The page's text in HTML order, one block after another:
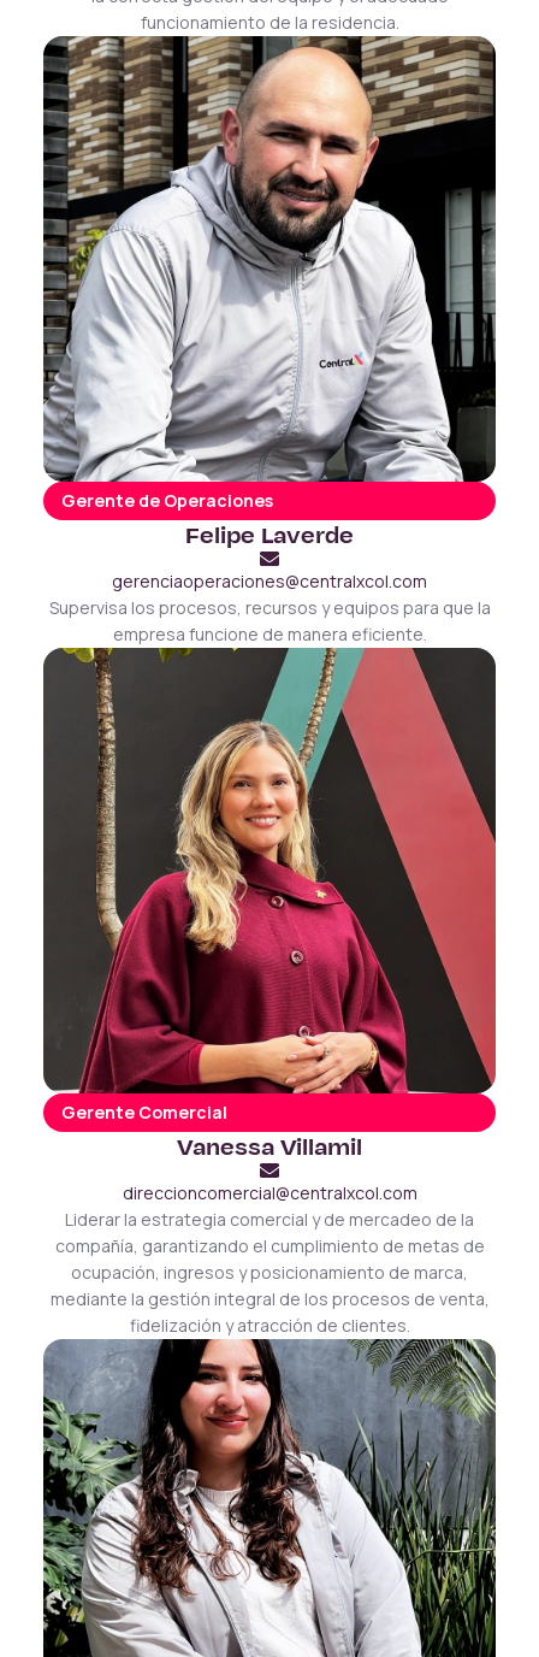
funcionamiento de la residencia.
Gerente de Operaciones
Felipe Laverde
gerenciaoperaciones@centralxcol.com
Supervisa los procesos, recursos y equipos para que la
empresa funcione de manera eficiente.
Gerente Comercial
Vanessa Villamil
direccioncomercial@centralxcol.com
Liderar la estrategia comercial y de mercadeo de la
compañía, garantizando el cumplimiento de metas de
ocupación, ingresos y posicionamiento de marca,
mediante la gestión integral de los procesos de venta,
fidelización y atracción de clientes.